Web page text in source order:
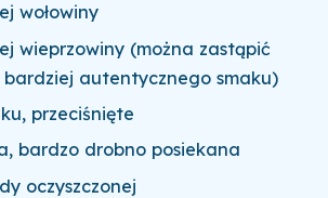
wołowiny
wieprzowiny (można zastąpić
autentycznego smaku)
przeciśnięte
bardzo drobno posiekana
oczyszczonej